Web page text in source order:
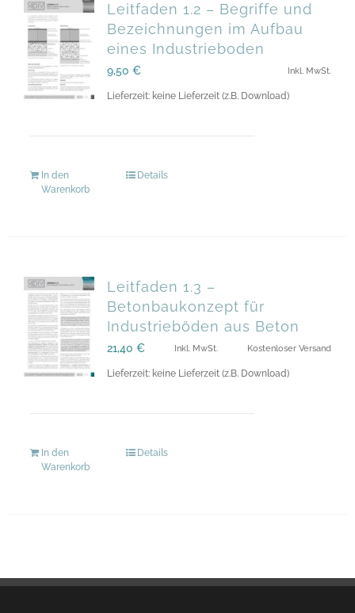
Leitfaden 1.2 – Begriffe und
Bezeichnungen im Aufbau
eines Industrieboden
9,50 € Inkl. MwSt.
Lieferzeit: keine Lieferzeit (z.B. Download)
In den
Warenkorb
Details
Leitfaden 1.3 –
Betonbaukonzept für
Industrieböden aus Beton
21,40 € Inkl. MwSt. Kostenloser Versand
Lieferzeit: keine Lieferzeit (z.B. Download)
In den
Warenkorb
Details